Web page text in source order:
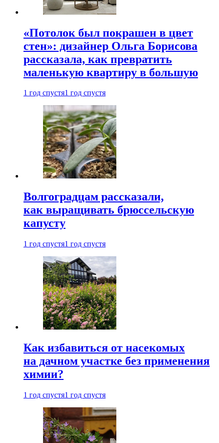
«Потолок был покрашен в цвет
стен»: дизайнер Ольга Борисова
рассказала, как превратить
маленькую квартиру в большую
1 год спустя1 год спустя
Волгоградцам рассказали,
как выращивать брюссельскую
капусту
1 год спустя1 год спустя
Как избавиться от насекомых
на дачном участке без применения
химии?
1 год спустя1 год спустя